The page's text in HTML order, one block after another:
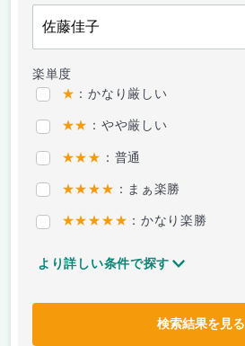
楽単度
★ ：かなり厳しい
★★ ：やや厳しい
★★★ ：普通
★★★★ ：まぁ楽勝
★★★★★ ：かなり楽勝
より詳しい条件で探す
検索結果を見る